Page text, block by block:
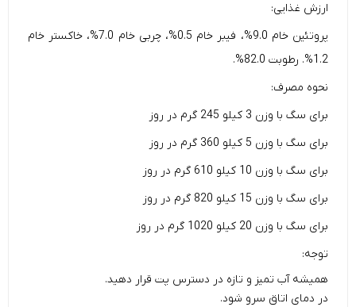
ارزش غذایی:
پروتئین خام 9.0%، فیبر خام 0.5%، چربی خام 7.0%، خاکستر خام
1.2%. رطوبت 82.0%.
نحوه مصرف:
برای سگ با وزن 3 کیلو 245 گرم در روز
برای سگ با وزن 5 کیلو 360 گرم در روز
برای سگ با وزن 10 کیلو 610 گرم در روز
برای سگ با وزن 15 کیلو 820 گرم در روز
برای سگ با وزن 20 کیلو 1020 گرم در روز
توجه:
همیشه آب تمیز و تازه در دسترس پت قرار دهید.
در دمای اتاق سرو شود.